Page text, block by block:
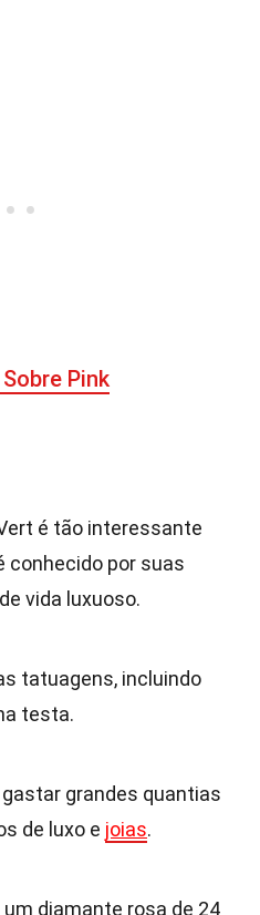
Pink
é tão interessante
conhecido por suas
vida luxuoso.
tatuagens, incluindo
testa.
grandes quantias
de luxo e joias.
diamante rosa de 24